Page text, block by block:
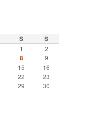
S S
1
2
8
9
15
16
22
23
29
30